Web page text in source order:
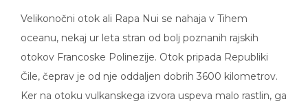
Velikonočni otok ali Rapa Nui se nahaja v Tihem
oceanu, nekaj ur leta stran od bolj poznanih rajskih
otokov Francoske Polinezije. Otok pripada Republiki
Čile, čeprav je od nje oddaljen dobrih 3600 kilometrov.
Ker na otoku vulkanskega izvora uspeva malo rastlin, ga